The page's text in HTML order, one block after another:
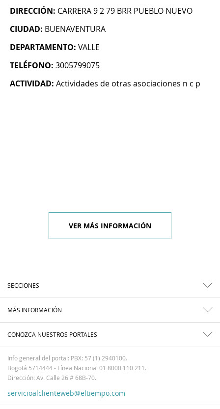
DIRECCIÓN: CARRERA 9 2 79 BRR PUEBLO NUEVO
CIUDAD: BUENAVENTURA
DEPARTAMENTO: VALLE
TELÉFONO: 3005799075
ACTIVIDAD: Actividades de otras asociaciones n c p
VER MÁS INFORMACIÓN
SECCIONES
MÁS INFORMACIÓN
CONOZCA NUESTROS PORTALES
Info general del portal: PBX: 57 (1) 2940100.
Bogotá 5714444 - Línea Nacional 01 8000 110 211.
Dirección: Av. Calle 26 # 68B-70.
servicioalclienteweb@eltiempo.com